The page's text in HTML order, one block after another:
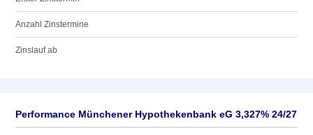
Anzahl Zinstermine
Zinslauf ab
Performance Münchener Hypothekenbank eG 3,327% 24/27